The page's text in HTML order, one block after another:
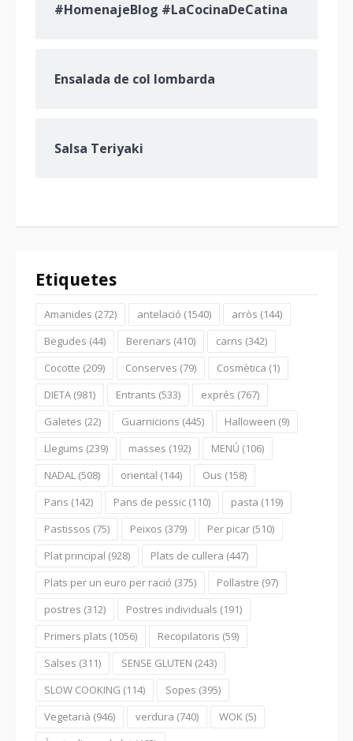
#HomenajeBlog #LaCocinaDeCatina
Ensalada de col lombarda
Salsa Teriyaki
Etiquetes
Amanides (272) antelació (1540) arròs (144)
Begudes (44) Berenars (410) carns (342)
Cocotte (209) Conserves (79) Cosmètica (1)
DIETA (981) Entrants (533) exprés (767)
Galetes (22) Guarnicions (445) Halloween (9)
Llegums (239) masses (192) MENÚ (106)
NADAL (508) oriental (144) Ous (158)
Pans (142) Pans de pessic (110) pasta (119)
Pastissos (75) Peixos (379) Per picar (510)
Plat principal (928) Plats de cullera (447)
Plats per un euro per ració (375) Pollastre (97)
postres (312) Postres individuals (191)
Primers plats (1056) Recopilatoris (59)
Salses (311) SENSE GLUTEN (243)
SLOW COOKING (114) Sopes (395)
Vegetarià (946) verdura (740) WOK (5)